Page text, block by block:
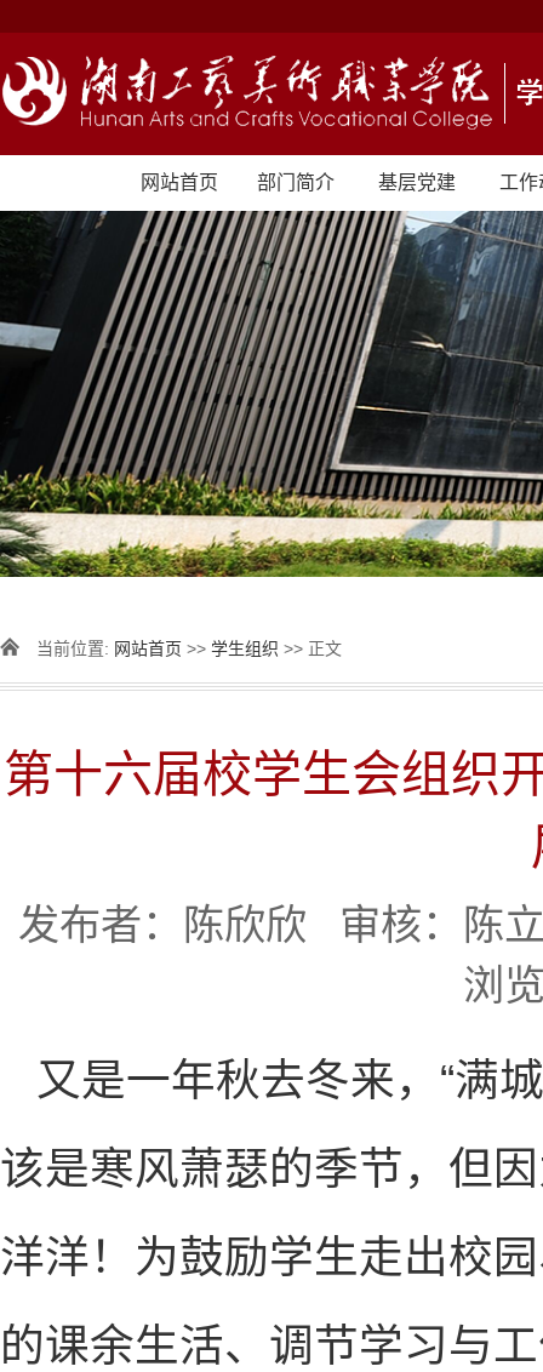
网站首页 部门简介 基层党建 工作
当前位置: 网站首页 >> 学生组织 >> 正文
第十六届校学生会组织
发布者：陈欣欣 审核：陈
浏
又是一年秋去冬来，“满
该是寒风萧瑟的季节，但
洋洋！为鼓励学生走出校
的课余生活、调节学习与